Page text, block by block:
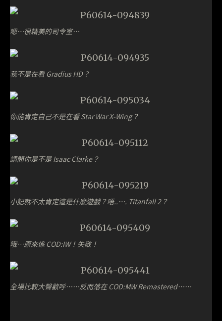
嗯…很精美的司令室…
我不是在看 Gradius HD？
你能肯定自己不是在看 Star War X-Wing？
請問你是不是 Isaac Clarke？
小記就不太肯定這是什麼遊戲？唔..…. Titanfall 2？
哦…原來係 COD:IW！失敬！
全場比較大聲歡呼……反而落在 COD:MW Remastered……